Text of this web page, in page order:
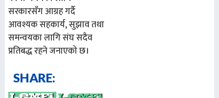
सरकारसँग आग्रह गर्दै
आवश्यक सहकार्य, सुझाव तथा
समन्वयका लागि संघ सदैव
प्रतिबद्ध रहने जनाएको छ।
SHARE: